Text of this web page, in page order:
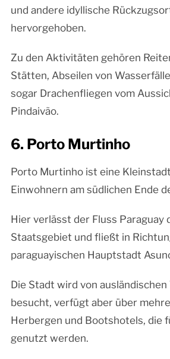
und andere idyllische
hervorgehoben.
Zu den Aktivitäten gehören
Stätten, Abseilen von
sogar Drachenfliegen vom
Pindaivão.
6. Porto Murtinho
Porto Murtinho ist eine
Einwohnern am südlichen Ende
Hier verlässt der Fluss Paraguay
Staatsgebiet und fließt in
paraguayischen Hauptstadt
Die Stadt wird von
besucht, verfügt aber über
Herbergen und Bootshotels, die
genutzt werden.